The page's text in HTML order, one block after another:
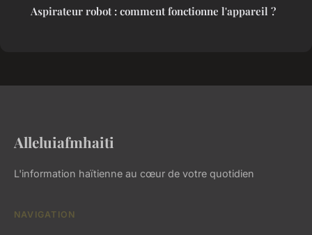
Aspirateur robot : comment fonctionne l'appareil ?
Alleluiafmhaiti
L'information haïtienne au cœur de votre quotidien
NAVIGATION